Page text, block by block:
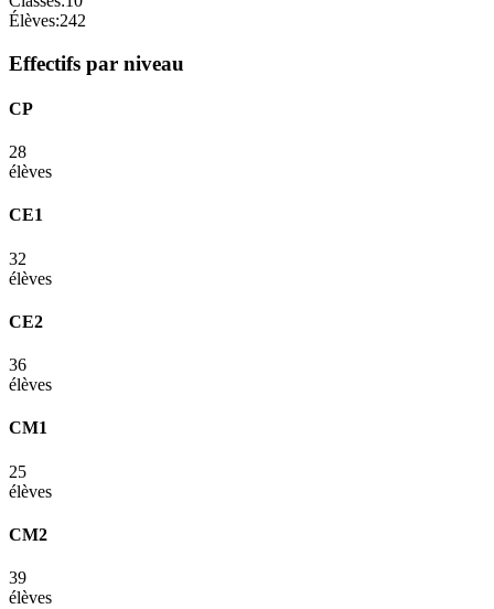
Élèves:242
Effectifs par niveau
CP
28
élèves
CE1
32
élèves
CE2
36
élèves
CM1
25
élèves
CM2
39
élèves